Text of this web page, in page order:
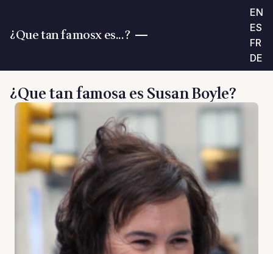
¿Que tan famosx es...?
EN
ES
FR
DE
¿Que tan famosa es Susan Boyle?